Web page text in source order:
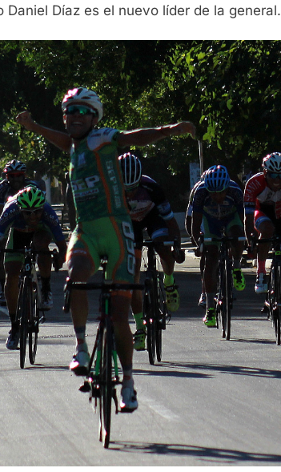
Díaz es el nuevo líder de la general.